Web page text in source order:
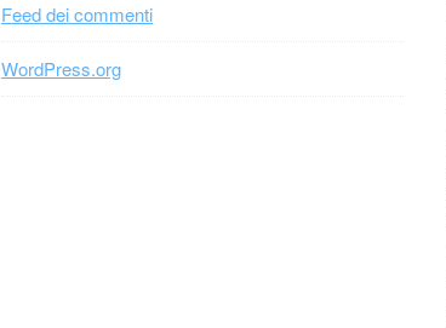
Feed dei commenti
WordPress.org